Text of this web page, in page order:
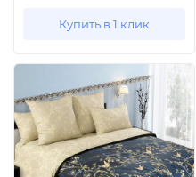
Купить в 1 клик